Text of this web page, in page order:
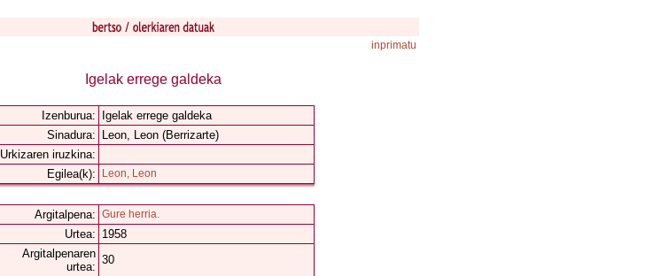
inprimatu
Igelak errege galdeka
Izenburua:
Igelak errege galdeka
Sinadura:
Leon, Leon (Berrizarte)
Urkizaren iruzkina:
Egilea(k):
Leon, Leon
Argitalpena: Gure herria.
Urtea: 1958
Argitalpenaren
urtea:
30